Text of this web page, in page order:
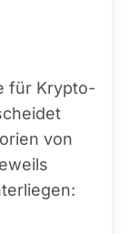
für Krypto-
von